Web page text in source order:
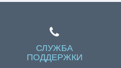
СЛУЖБА
ПОДДЕРЖКИ